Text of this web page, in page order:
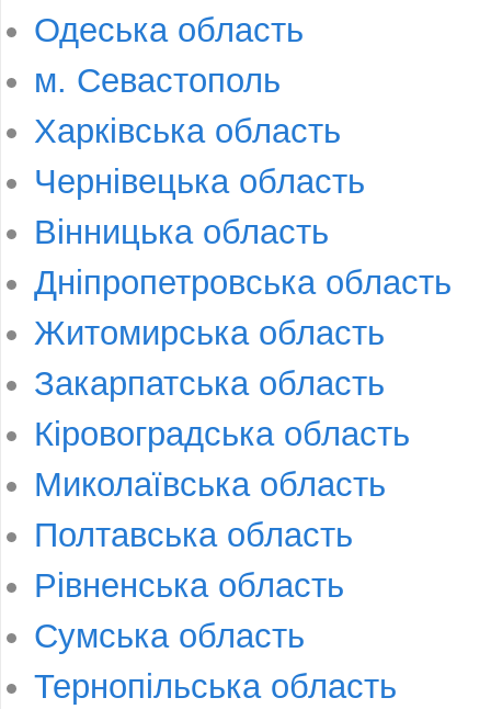
Одеська область
м. Севастополь
Харківська область
Чернівецька область
Вінницька область
Дніпропетровська область
Житомирська область
Закарпатська область
Кіровоградська область
Миколаївська область
Полтавська область
Рівненська область
Сумська область
Тернопільська область